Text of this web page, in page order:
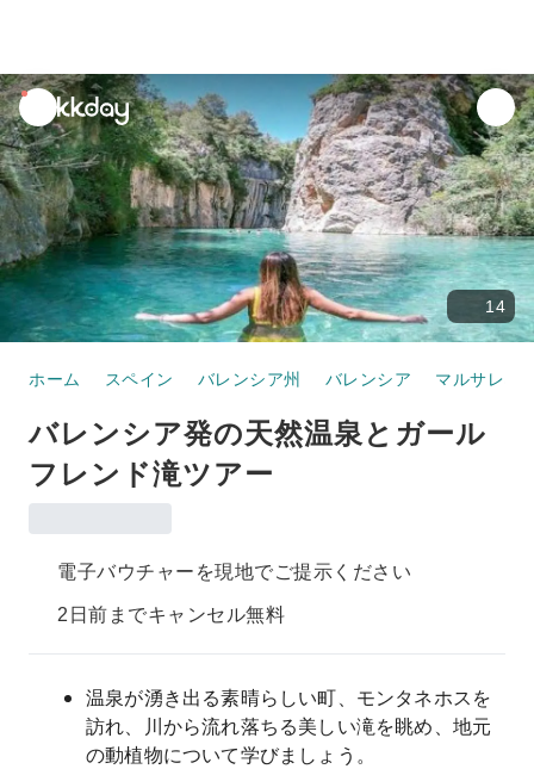
unread
notifications
14
ホーム スペイン バレンシア州 バレンシア マルサレネ
バレンシア発の天然温泉とガール
フレンド滝ツアー
電子バウチャーを現地でご提示ください
2日前までキャンセル無料
温泉が湧き出る素晴らしい町、モンタネホスを
訪れ、川から流れ落ちる美しい滝を眺め、地元
の動植物について学びましょう。